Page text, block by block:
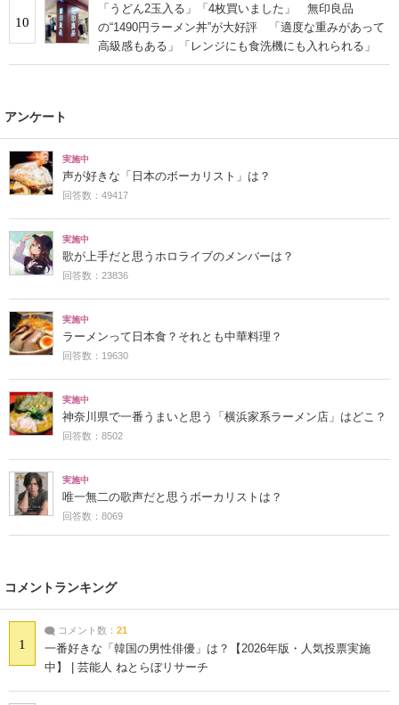
10
「うどん2玉入る」「4枚買いました」 無印良品
の“1490円ラーメン丼”が大好評 「適度な重みがあって
高級感もある」「レンジにも食洗機にも入れられる」
アンケート
実施中
声が好きな「日本のボーカリスト」は？
回答数：49417
実施中
歌が上手だと思うホロライブのメンバーは？
回答数：23836
実施中
ラーメンって日本食？それとも中華料理？
回答数：19630
実施中
神奈川県で一番うまいと思う「横浜家系ラーメン店」はどこ？
回答数：8502
実施中
唯一無二の歌声だと思うボーカリストは？
回答数：8069
コメントランキング
1
コメント数： 21
一番好きな「韓国の男性俳優」は？【2026年版・人気投票実施
中】 | 芸能人 ねとらぼリサーチ